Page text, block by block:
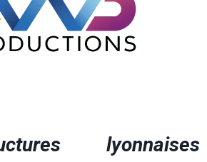
lyonnaises